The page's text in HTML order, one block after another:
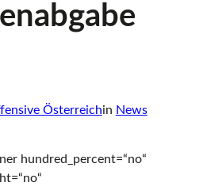
Österreichin News
hundred_percent=“no“